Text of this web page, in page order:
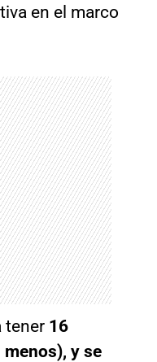
en el marco
tener 16
y se